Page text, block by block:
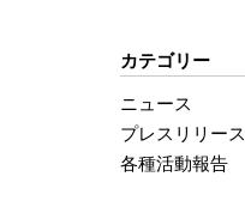
カテゴリー
ニュース
プレスリリース
各種活動報告